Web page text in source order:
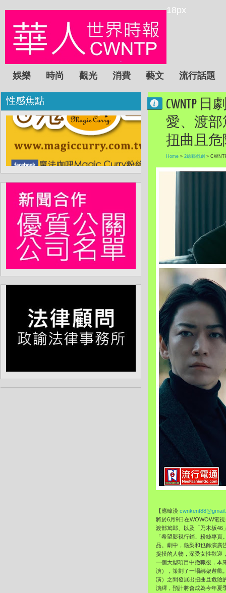
18px
娛樂 時尚 觀光 消費 藝文 流行話題
CWNTP
愛、渡部
扭曲且危
Home » 2綜藝戲劇 »
【應暐漢
將於6月9日在WOWOW電
渡部篤郎、以及「乃木坂46
「希望影視行銷」粉絲專頁
品。劇中， 龜梨和也飾演廣
捉摸的人物，深受女性歡迎
一個大型項目中撤職後， 本
演）， 策劃了一場綁架遊戲
演）之間發展出扭曲且危險
演繹， 預計將會成為今年夏
性感焦點